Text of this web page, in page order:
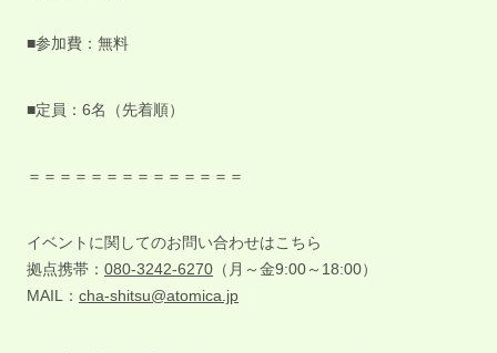
■参加費：無料
■定員：6名（先着順）
＝＝＝＝＝＝＝＝＝＝＝＝＝＝
イベントに関してのお問い合わせはこちら
拠点携帯： 080-3242-6270 （月～金9:00～18:00）
MAIL： cha-shitsu@atomica.jp